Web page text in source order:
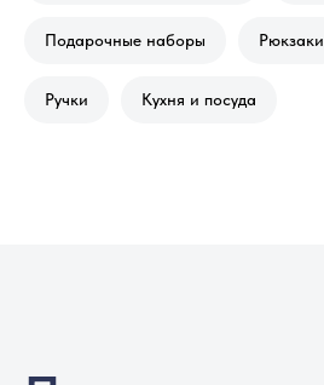
Подарочные наборы Рюкзаки
Ручки Кухня и посуда